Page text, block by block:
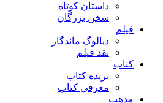
داستان کوتاه
سخن بزرگان
فیلم
دیالوگ ماندگار
نقد فیلم
کتاب
بریده کتاب
معرفی کتاب
مذهب